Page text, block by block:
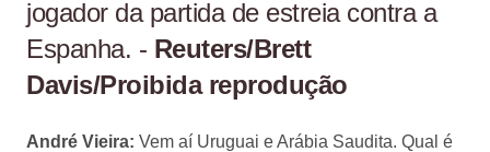
jogador da partida de estreia contra a
Espanha. - Reuters/Brett
Davis/Proibida reprodução
André Vieira: Vem aí Uruguai e Arábia Saudita. Qual é